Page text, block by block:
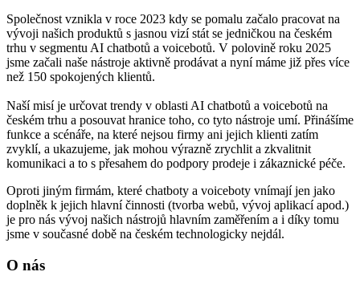
Společnost vznikla v roce 2023 kdy se pomalu začalo pracovat na
vývoji našich produktů s jasnou vizí stát se jedničkou na českém
trhu v segmentu AI chatbotů a voicebotů. V polovině roku 2025
jsme začali naše nástroje aktivně prodávat a nyní máme již přes více
než 150 spokojených klientů.
Naší misí je určovat trendy v oblasti AI chatbotů a voicebotů na
českém trhu a posouvat hranice toho, co tyto nástroje umí. Přinášíme
funkce a scénáře, na které nejsou firmy ani jejich klienti zatím
zvyklí, a ukazujeme, jak mohou výrazně zrychlit a zkvalitnit
komunikaci a to s přesahem do podpory prodeje i zákaznické péče.
Oproti jiným firmám, které chatboty a voiceboty vnímají jen jako
doplněk k jejich hlavní činnosti (tvorba webů, vývoj aplikací apod.)
je pro nás vývoj našich nástrojů hlavním zaměřením a i díky tomu
jsme v současné době na českém technologicky nejdál.
O nás